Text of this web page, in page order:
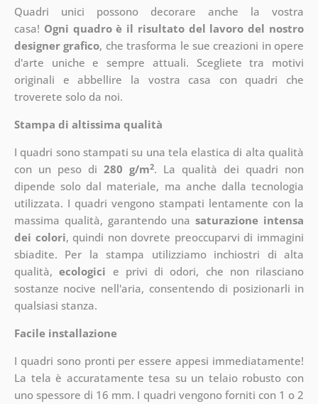
Quadri unici possono decorare anche la vostra
casa! Ogni quadro è il risultato del lavoro del nostro
designer grafico, chetrasforma le sue creazioni in opere
d'arte uniche e sempre attuali. Scegliete tra motivi
originali e abbellire la vostra casa con quadri che
troverete solo da noi.
Stampa di altissima qualità
I quadri sono stampati su una tela elastica di alta qualità
con un peso di 280 g/m2. La qualità dei quadri non
dipende solo dal materiale, ma anche dalla tecnologia
utilizzata. I quadri vengono stampati lentamente con la
massima qualità, garantendo unasaturazione intensa
dei colori, quindi non dovrete preoccuparvi di immagini
sbiadite. Per la stampa utilizziamo inchiostri di alta
qualità,ecologici e privi di odori, che non rilasciano
sostanze nocive nell'aria, consentendo di posizionarli in
qualsiasi stanza.
Facile installazione
I quadri sono pronti per essere appesi immediatamente!
La tela è accuratamente tesa su un telaio robusto con
uno spessore di 16 mm. I quadri vengono forniti con 1 o 2